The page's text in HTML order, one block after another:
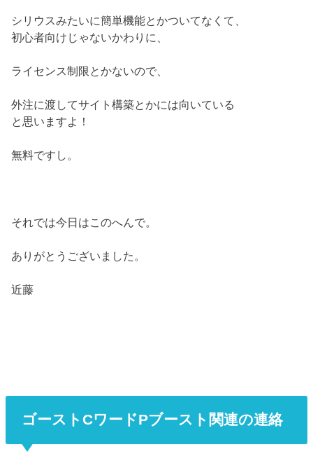
シリウスみたいに簡単機能とかついてなくて、
初心者向けじゃないかわりに、
ライセンス制限とかないので、
外注に渡してサイト構築とかには向いている
と思いますよ！
無料ですし。
それでは今日はこのへんで。
ありがとうございました。
近藤
ゴーストCワードPブースト関連の連絡